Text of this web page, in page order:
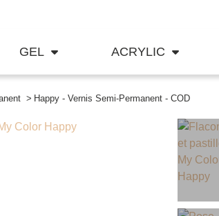
GEL ACRYLIC
Happy - Vernis Semi-Permanent - COD